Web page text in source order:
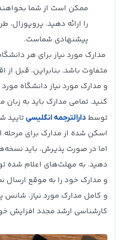
ممکن است از شما
را ارائه دهید.
پیشنهادی شماست.
مدارک مورد نیاز برای هر
متفاوت باشد. بنابراین، قبل از
و مدارک مورد نیاز دانشگاه
کنید. تمامی مدارک باید به زبان
توسط دارالترجمه انگلیسی تایید
اسکن شده از مدارک برای
اما در صورت پذیرش، باید
دهید. به مهلت‌های اعلام شده
و مدارک خود را به موقع ارسال
و کامل مدارک مورد نیاز،
کارشناسی ارشد مجدد افزایش